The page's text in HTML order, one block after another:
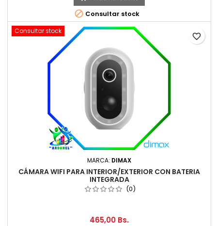
 Consultar stock
Consultar stock
MARCA: DIMAX
CÁMARA WIFI PARA INTERIOR/EXTERIOR CON BATERIA
INTEGRADA
(0)
465,00 Bs.
favorite_border